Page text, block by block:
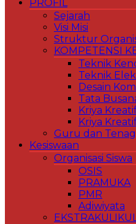
PROFIL
Sejarah
Visi Misi
Struktur
KOMPETENSI
Teknik
Teknik
Desain
Tata
Kriya
Kriya
Guru dan
Kesiswaan
Organisasi Siswa
OSIS
PRAMUKA
PMR
Adiwiyata